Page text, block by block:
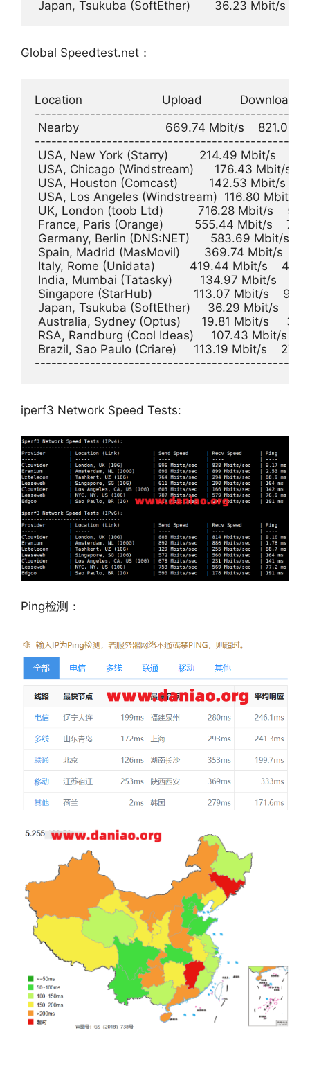
Global Speedtest.net：
Location                       Upload           Download
Nearby                         669.74 Mbit/s    821.01
USA, New York (Starry)         214.49 Mbit/s
USA, Chicago (Windstream)      176.43 Mbit/s
USA, Houston (Comcast)         142.53 Mbit/s
USA, Los Angeles (Windstream)  116.80 Mbit/s
UK, London (toob Ltd)          716.28 Mbit/s
France, Paris (Orange)         555.44 Mbit/s
Germany, Berlin (DNS:NET)      583.69 Mbit/s
Spain, Madrid (MasMovil)       369.74 Mbit/s
Italy, Rome (Unidata)          419.44 Mbit/s
India, Mumbai (Tatasky)        134.97 Mbit/s
Singapore (StarHub)            113.07 Mbit/s
Japan, Tsukuba (SoftEther)     36.29 Mbit/s
Australia, Sydney (Optus)      19.81 Mbit/s
RSA, Randburg (Cool Ideas)     107.43 Mbit/s
Brazil, Sao Paulo (Criare)     113.19 Mbit/s
iperf3 Network Speed Tests:
Ping检测：